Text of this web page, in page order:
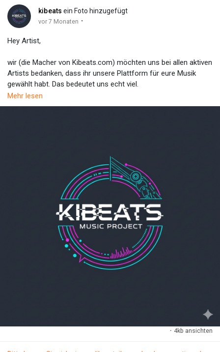
Echtes Feedback statt anonymer Zahlen
Jeder Track hat eine eigene Seite:
Likes & Dislikes
So entsteht echtes Community-Feedback.
Mehr Community-Gefühl
Interaktiver Feed
Story-Modus (24h sichtbar für alle Follower)
Transparenz & Vertrauen
Falls dich die Verifizierung per Personalausweis stört:
Sie ist vorgeschrieben
Alle Verbindungen laufen über SSL
Die Daten werden nach der Prüfung gelöscht
Wir halten uns strikt an die DSGVO
Wir sind kein Konzern, der Daten verkauft.
kibeats entsteht aus Leidenschaft für Musik & Technik.
Gemeinsam wachsen
Wir sind noch am Anfang –
aber genau deshalb kannst du aktiv mit uns wachsen.
kibeats ein Foto hinzugefügt
vor 7 Monaten ·
Hey Artist,
wir (die Macher von Kibeats.com) möchten uns bei allen aktiven
Artists bedanken, dass ihr unsere Plattform für eure Musik
gewählt habt. Das bedeutet uns echt viel.
Als kleines Dankeschön stellen wir euch ein Kontingent unserer
Bitte sichere deine Songs direkt nach dem Erstellen. Nach
einem Seiten-Refresh sind die generierten Songs nicht mehr
Und wenn du Lust hast: Wir würden uns riesig freuen, wenn du
die dabei entstandene Musik anschließend auch auf
Kibeats.com promotest.
Mehr lesen
· 4kb ansichten